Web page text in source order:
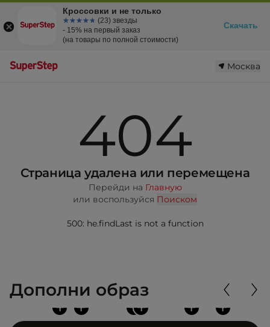
Москва
404
Страница удалена или перемещена
Перейди на Главную
или воспользуйся Поиском
500: he.findLast is not a function
Дополни образ
+
+
+ + +
+
Кроссовки и не только
☆☆☆☆☆
★★★★★ (23) звезды
- 15% на первый заказ
(на товары по полной стоимости)
Скачать